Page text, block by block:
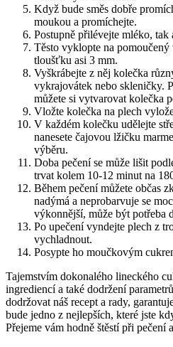
Když bude směs dobře
moukou a promíchejte.
Postupně přilévejte mléko,
Těsto vyklopte na pomoučený
tloušťku asi 3 mm.
Vyškrábejte z něj kolečka
vykrajovátek nebo skleničky.
můžete si vytvarovat kolečka
Vložte kolečka na plech
V každém kolečku udělejte
nanesete čajovou lžičku
výběru.
Doba pečení se může lišit
trvat kolem 10-12 minut na
Během pečení můžete občas
nadýmá a neprobarvuje se
výkonnější, může být potřeba
Po upečení vyndejte plech z
vychladnout.
Posypte ho moučkovým
Tajemstvím dokonalého lineckého
ingrediencí a také dodržení
dodržovat náš recept a rady,
bude jedno z nejlepších, které jste
Přejeme vám hodně štěstí při pečení